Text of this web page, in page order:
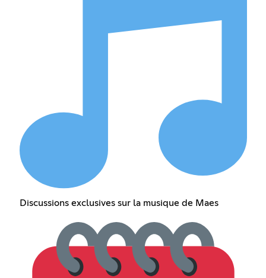
Discussions exclusives sur la musique de Maes